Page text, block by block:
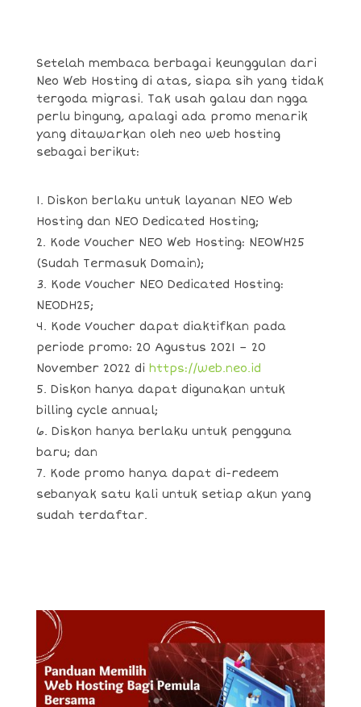
Setelah membaca berbagai keunggulan dari
Neo Web Hosting di atas, siapa sih yang tidak
tergoda migrasi. Tak usah galau dan ngga
perlu bingung, apalagi ada promo menarik
yang ditawarkan oleh neo web hosting
sebagai berikut:
Diskon berlaku untuk layanan NEO Web
Hosting dan NEO Dedicated Hosting;
Kode Voucher NEO Web Hosting: NEOWH25
(Sudah Termasuk Domain);
Kode Voucher NEO Dedicated Hosting:
NEODH25;
Kode Voucher dapat diaktifkan pada
periode promo: 20 Agustus 2021 – 20
November 2022 di https://web.neo.id
Diskon hanya dapat digunakan untuk
billing cycle annual;
Diskon hanya berlaku untuk pengguna
baru; dan
Kode promo hanya dapat di-redeem
sebanyak satu kali untuk setiap akun yang
sudah terdaftar.